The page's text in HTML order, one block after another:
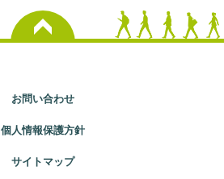
お問い合わせ
個人情報保護方針
サイトマップ